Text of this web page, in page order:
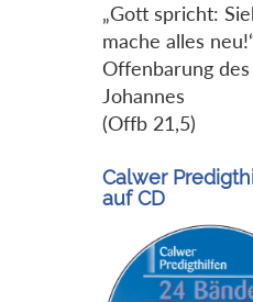
„Gott spricht:
mache alles
Offenbarung des
Johannes
(Offb 21,5)
Calwer
auf CD